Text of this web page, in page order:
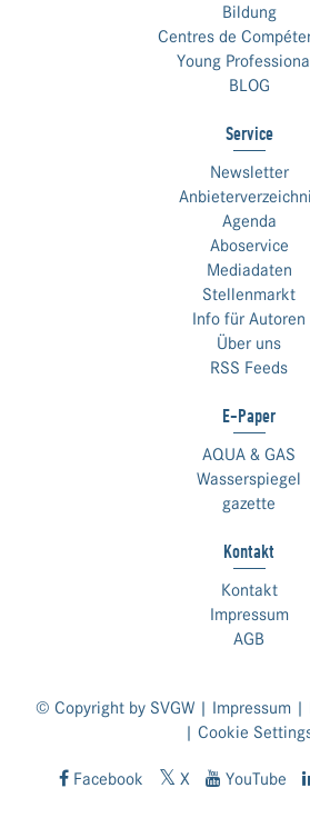
Bildung
Centres de
Young
BLOG
Service
Newsletter
Agenda
Aboservice
Mediadaten
Stellenmarkt
Info für Autoren
Über uns
RSS Feeds
E-Paper
AQUA & GAS
Wasserspiegel
gazette
Kontakt
Kontakt
Impressum
AGB
© Copyright by SVGW | Impressum|
| Cookie
Facebook X YouTube